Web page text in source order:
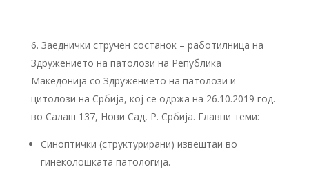
Заеднички стручен состанок – работилница на
Здружението на патолози на Република
Македонија со Здружението на патолози и
цитолози на Србија, кој се одржа на 26.10.2019 год.
во Салаш 137, Нови Сад, Р. Србија. Главни теми:
Синоптички (структурирани) извештаи во
гинеколошката патологија.